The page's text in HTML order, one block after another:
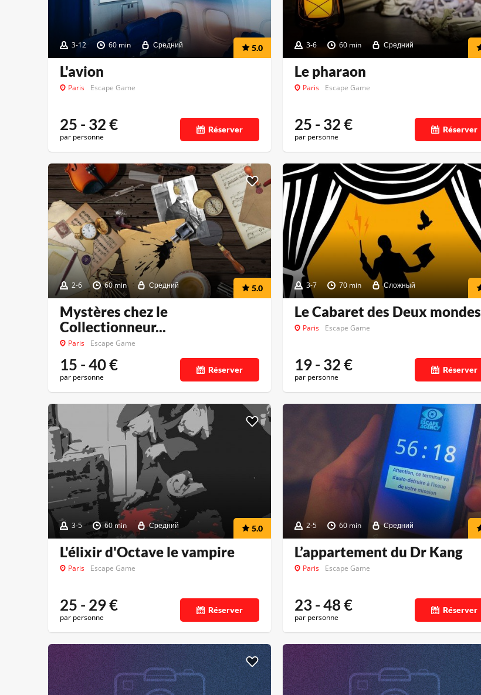
3-12 60 min Средний 5.0
L'avion
Paris Escape Game
25 - 32€
par personne
Réserver
3-6 60 min Средний
Le pharaon
Paris Escape Game
25 - 32€
par personne
Réserver
2-6 60 min Средний 5.0
Mystères chez le
Collectionneur...
Paris Escape Game
15 - 40€
par personne
Réserver
3-7 70 min Сложный
Le Cabaret des Deux mondes
Paris Escape Game
19 - 32€
par personne
Réserver
3-5 60 min Средний 5.0
L'élixir d'Octave le vampire
Paris Escape Game
25 - 29€
par personne
Réserver
2-5 60 min Средний
L’appartement du Dr Kang
Paris Escape Game
23 - 48€
par personne
Réserver